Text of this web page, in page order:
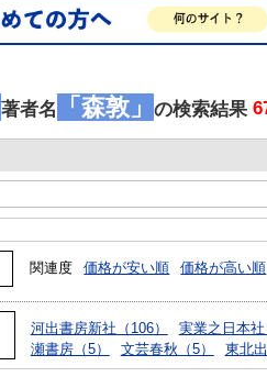
著者名 「森敦」 の検索結果
関連度 価格が安い順 価格が高い順
河出書房新社（106） 実業之日本社
瀬書房（5）
文芸春秋（5） 東北